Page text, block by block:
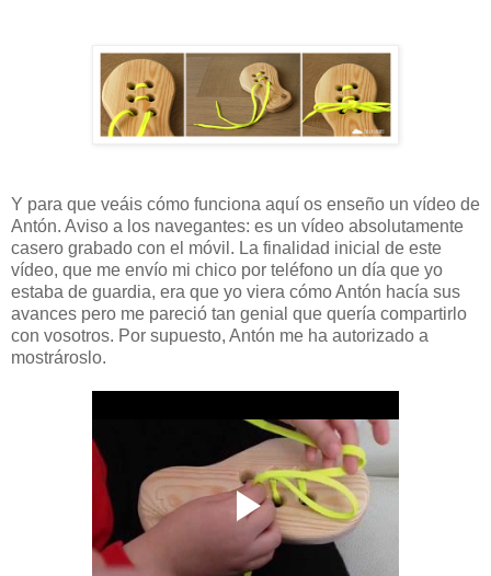
Y para que veáis cómo funciona aquí os enseño un vídeo de
Antón. Aviso a los navegantes: es un vídeo absolutamente
casero grabado con el móvil. La finalidad inicial de este
vídeo, que me envío mi chico por teléfono un día que yo
estaba de guardia, era que yo viera cómo Antón hacía sus
avances pero me pareció tan genial que quería compartirlo
con vosotros. Por supuesto, Antón me ha autorizado a
mostrároslo.